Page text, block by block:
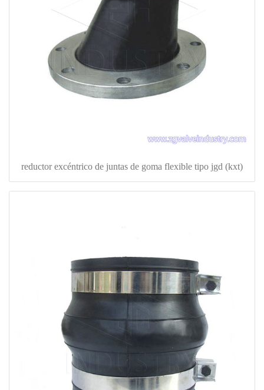
reductor excéntrico de juntas de goma flexible tipo jgd (kxt)